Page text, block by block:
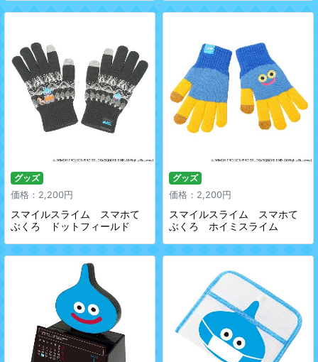
グッズ
価格：2,200円
スマイルスライム スマホて
ぶくろ ドットフィールド
グッズ
価格：2,200円
スマイルスライム スマホて
ぶくろ ホイミスライム